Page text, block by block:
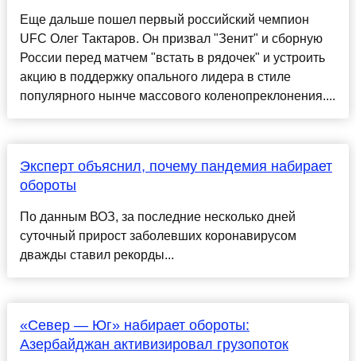
Еще дальше пошел первый российский чемпион
UFC Олег Тактаров. Он призвал "Зенит" и сборную
России перед матчем "встать в рядочек" и устроить
акцию в поддержку опального лидера в стиле
популярного нынче массового коленопреклонения....
Эксперт объяснил, почему пандемия набирает
обороты
По данным ВОЗ, за последние несколько дней
суточный прирост заболевших коронавирусом
дважды ставил рекорды...
«Север — Юг» набирает обороты:
Азербайджан активизировал грузопоток